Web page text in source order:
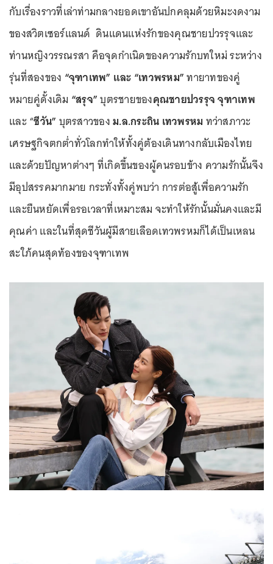
กับเรื่องราวที่เล่าท่ามกลางยอดเขาอันปกคลุมด้วยหิมะงดงาม
ของสวิตเซอร์แลนด์ ดินแดนแห่งรักของคุณชายปวรรุจและ
ท่านหญิงวรรณรสา คือจุดกำเนิดของความรักบทใหม่ ระหว่าง
รุ่นที่สองของ “จุฑาเทพ” และ “เทวพรหม”ทายาทของคู่
หมายคู่ดั้งเดิม “สรุจ”บุตรชายของคุณชายปวรรุจ จุฑาเทพ
และ “ชีวัน” บุตรสาวของม.ล.กระถิน เทวพรหม ทว่าสภาวะ
เศรษฐกิจตกต่ำทั่วโลกทำให้ทั้งคู่ต้องเดินทางกลับเมืองไทย
และด้วยปัญหาต่างๆ ที่เกิดขึ้นของผู้คนรอบข้าง ความรักนั้นจึง
มีอุปสรรคมากมาย กระทั่งทั้งคู่พบว่า การต่อสู้เพื่อความรัก
และยืนหยัดเพื่อรอเวลาที่เหมาะสม จะทำให้รักนั้นมั่นคงและมี
คุณค่า และในที่สุดชีวันผู้มีสายเลือดเทวพรหมก็ได้เป็นเหลน
สะใภ้คนสุดท้องของจุฑาเทพ